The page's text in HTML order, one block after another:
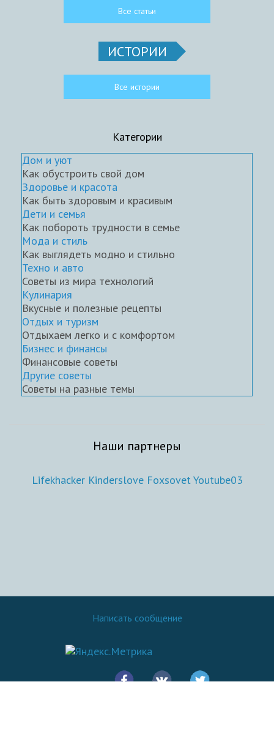
Все статьи
ИСТОРИИ
Все истории
Категории
Дом и уют
Как обустроить свой дом
Здоровье и красота
Как быть здоровым и красивым
Дети и семья
Как побороть трудности в семье
Мода и стиль
Как выглядеть модно и стильно
Техно и авто
Советы из мира технологий
Кулинария
Вкусные и полезные рецепты
Отдых и туризм
Отдыхаем легко и с комфортом
Бизнес и финансы
Финансовые советы
Другие советы
Советы на разные темы
Наши партнеры
Lifekhacker Kinderslove Foxsovet Youtube03
Написать сообщение